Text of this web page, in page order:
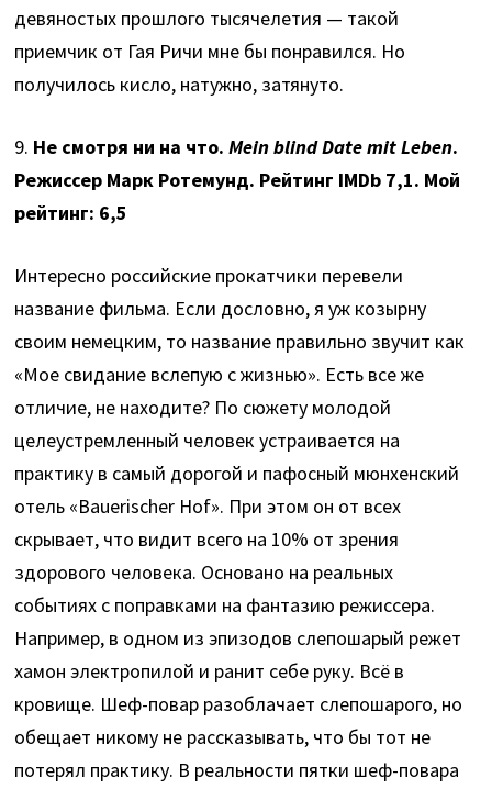
девяностых прошлого тысячелетия — такой
приемчик от Гая Ричи мне бы понравился. Но
получилось кисло, натужно, затянуто.
9. Не смотря ни на что.Mein blind Date mit Leben.
Режиссер Марк Ротемунд. Рейтинг IMDb 7,1. Мой
рейтинг: 6,5
Интересно российские прокатчики перевели
название фильма. Если дословно, я уж козырну
своим немецким, то название правильно звучит как
«Мое свидание вслепую с жизнью». Есть все же
отличие, не находите? По сюжету молодой
целеустремленный человек устраивается на
практику в самый дорогой и пафосный мюнхенский
отель «Bauerischer Hof». При этом он от всех
скрывает, что видит всего на 10% от зрения
здорового человека. Основано на реальных
событиях с поправками на фантазию режиссера.
Например, в одном из эпизодов слепошарый режет
хамон электропилой и ранит себе руку. Всё в
кровище. Шеф-повар разоблачает слепошарого, но
обещает никому не рассказывать, что бы тот не
потерял практику. В реальности пятки шеф-повара